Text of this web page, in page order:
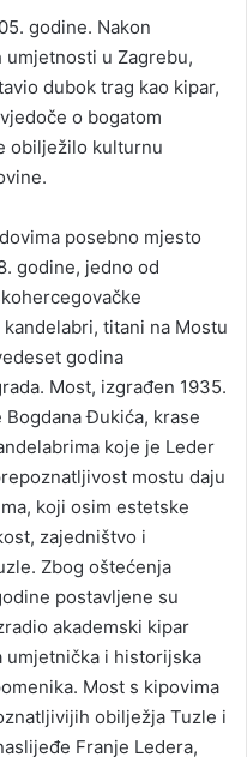
godine. Nakon
umjetnosti u Zagrebu,
dubok trag kao kipar,
o bogatom
obilježilo kulturnu
posebno mjesto
godine, jedno od
titani na Mostu
godina
Most, izgrađen 1935.
Đukića, krase
koje je Leder
mostu daju
koji osim estetske
zajedništvo i
Zbog oštećenja
postavljene su
akademski kipar
umjetnička i historijska
Most s kipovima
obilježja Tuzle i
Franje Ledera,